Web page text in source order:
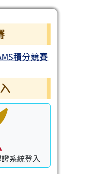
系統登入